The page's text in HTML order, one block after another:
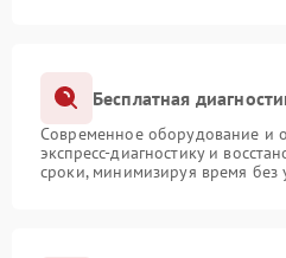
Бесплатная
Современное оборудование и
экспресс-диагностику и
сроки, минимизируя время без